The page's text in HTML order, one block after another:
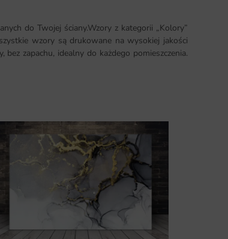
do Twojej ściany.Wzory z kategorii „Kolory”
wzory są drukowane na wysokiej jakości
zapachu, idealny do każdego pomieszczenia.